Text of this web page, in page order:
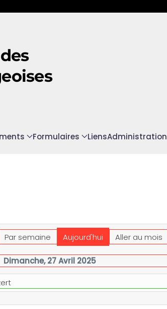
Formulaires LiensAdministration
Par semaine Aujourd'hui Aller au mois
Dimanche, 27 Avril 2025